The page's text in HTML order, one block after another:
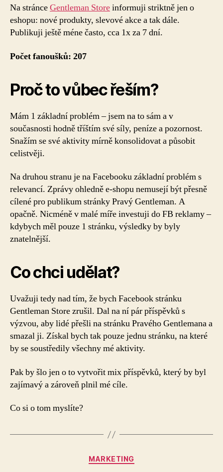
Na stránceGentleman Storeinformuji striktně jen o
eshopu: nové produkty, slevové akce a tak dále.
Publikuji ještě méne často, cca 1x za 7 dní.
Počet fanoušků: 207
Proč to vůbec řeším?
Mám 1 základní problém – jsem na to sám a v
současnosti hodně tříštím své síly, peníze a pozornost.
Snažím se své aktivity mírně konsolidovat a působit
celistvěji.
Na druhou stranu je na Facebooku základní problém s
relevancí. Zprávy ohledně e-shopu nemusejí být přesně
cílené pro publikum stránky Pravý Gentleman. A
opačně. Nicméně v malé míře investuji do FB reklamy –
kdybych měl pouze 1 stránku, výsledky by byly
znatelnější.
Co chci udělat?
Uvažuji tedy nad tím, že bych Facebook stránku
Gentleman Store zrušil. Dal na ní pár příspěvků s
výzvou, aby lidé přešli na stránku Pravého Gentlemana a
smazal ji. Získal bych tak pouze jednu stránku, na které
by se soustředily všechny mé aktivity.
Pak by šlo jen o to vytvořit mix příspěvků, který by byl
zajímavý a zároveň plnil mé cíle.
Co si o tom myslíte?
Rubriky
MARKETING